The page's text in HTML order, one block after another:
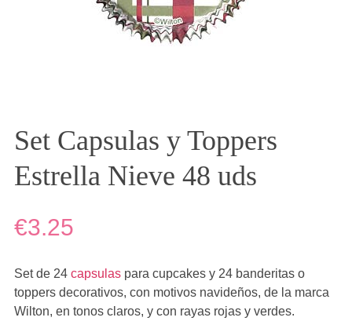
Set Capsulas y Toppers
Estrella Nieve 48 uds
€3.25
Set de 24 capsulaspara cupcakes y 24 banderitas o
toppers decorativos, con motivos navideños, de la marca
Wilton, en tonos claros, y con rayas rojas y verdes.